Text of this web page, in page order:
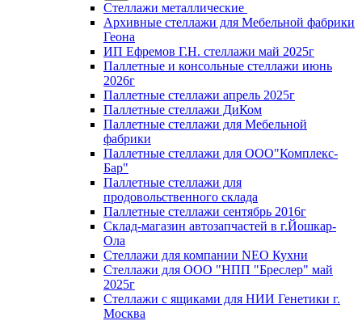
Стеллажи металлические
Архивные стеллажи для Мебельной фабрики
Геона
ИП Ефремов Г.Н. стеллажи май 2025г
Паллетные и консольные стеллажи июнь
2026г
Паллетные стеллажи апрель 2025г
Паллетные стеллажи ДиКом
Паллетные стеллажи для Мебельной
фабрики
Паллетные стеллажи для ООО"Комплекс-
Бар"
Паллетные стеллажи для
продовольственного склада
Паллетные стеллажи сентябрь 2016г
Склад-магазин автозапчастей в г.Йошкар-
Ола
Стеллажи для компании NEO Кухни
Стеллажи для ООО "НПП "Бреслер" май
2025г
Стеллажи с ящиками для НИИ Генетики г.
Москва